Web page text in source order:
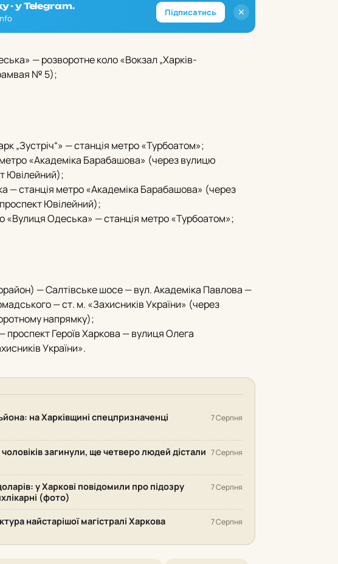
✕
- у Telegram.
Підписатись
— розворотне коло «Вокзал „Харків-
№ 5);
„Зустріч“» — станція метро «Турбоатом»;
метро «Академіка Барабашова» (через вулицю
Ювілейний);
— станція метро «Академіка Барабашова» (через
Ювілейний);
«Вулиця Одеська» — станція метро «Турбоатом»;
— Салтівське шосе — вул.Академіка Павлова —
— ст. м. «Захисників України» (через
напрямку);
проспект Героїв Харкова — вулиця Олега
України».
на Харківщині спецпризначенці
7 Серпня
загинули, ще четверо людей дістали 7 Серпня
у Харкові повідомили про підозру
(фото)
7 Серпня
найстарішої магістралі Харкова 7 Серпня